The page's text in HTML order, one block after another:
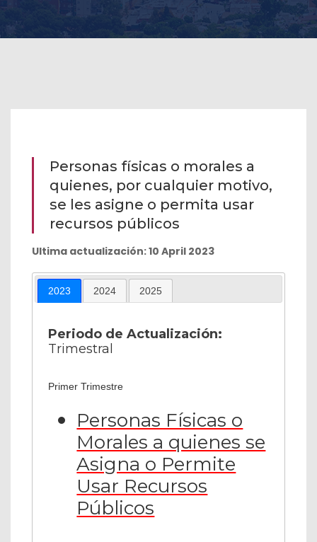
Personas físicas o morales a
quienes, por cualquier motivo,
se les asigne o permita usar
recursos públicos
Ultima actualización: 10 April 2023
2023 2024 2025
Periodo de Actualización:
Trimestral
Primer Trimestre
Personas Físicas o
Morales a quienes se
Asigna o Permite
Usar Recursos
Públicos